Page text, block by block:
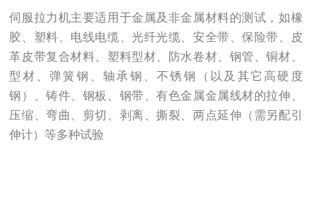
伺服拉力机主要适用于金属及非金属材料的测试，如橡
胶、塑料、电线电缆、光纤光缆、安全带、保险带、皮
革皮带复合材料、塑料型材、防水卷材、钢管、铜材、
型材、弹簧钢、轴承钢、不锈钢（以及其它高硬度
钢）、铸件、钢板、钢带、有色金属金属线材的拉伸、
压缩、弯曲、剪切、剥离、撕裂、两点延伸（需另配引
伸计）等多种试验